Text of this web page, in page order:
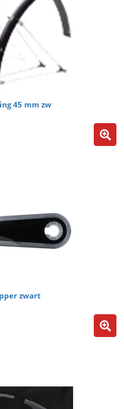
45 mm zw
zwart